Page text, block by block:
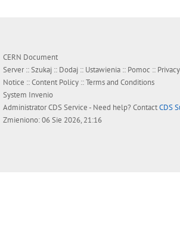
CERN Document
Server ::Szukaj :: Dodaj :: Ustawienia :: Pomoc :: Privacy
Notice ::Content Policy ::Terms and Conditions
System Invenio
AdministratorCDS Service- Need help? ContactCDS
Zmieniono: 06 Sie 2026, 21:16